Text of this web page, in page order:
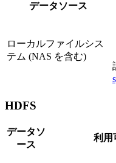
データソース
ローカルファイルシス
テム (NAS を含む)
HDFS
データソ
ース
利用